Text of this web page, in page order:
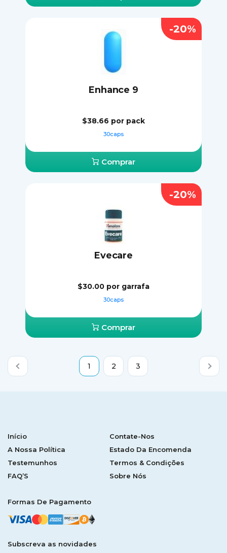
Enhance 9
$38.66 por pack
30caps
Comprar
-20%
Evecare
$30.00 por garrafa
30caps
Comprar
-20%
1 2 3
Início
Contate-Nos
A Nossa Política
Estado Da Encomenda
Testemunhos
Termos & Condições
FAQ’S
Sobre Nós
Formas De Pagamento
Subscreva as novidades